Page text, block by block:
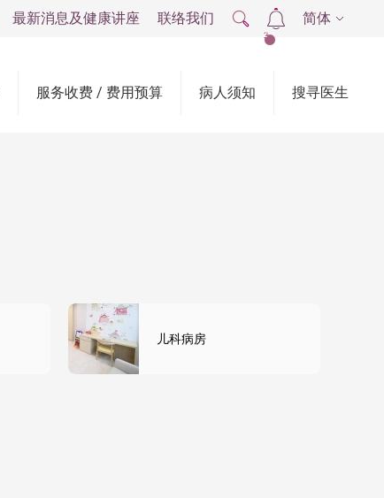
服务收费 / 费用预算 病人须知 搜寻医生
最新消息及健康讲座 联络我们
2
简体
儿科病房